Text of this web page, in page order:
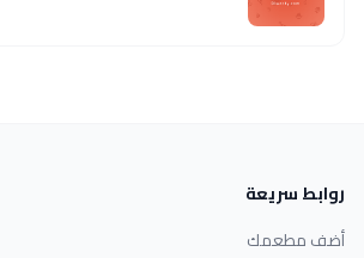
روابط سريعة
أضف مطعمك